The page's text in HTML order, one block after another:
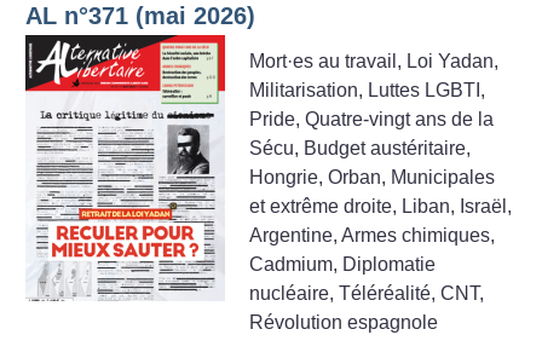
AL n°371 (mai 2026)
Mort·es au travail, Loi Yadan,
Militarisation, Luttes LGBTI,
Pride, Quatre-vingt ans de la
Sécu, Budget austéritaire,
Hongrie, Orban, Municipales
et extrême droite, Liban, Israël,
Argentine, Armes chimiques,
Cadmium, Diplomatie
nucléaire, Téléréalité, CNT,
Révolution espagnole